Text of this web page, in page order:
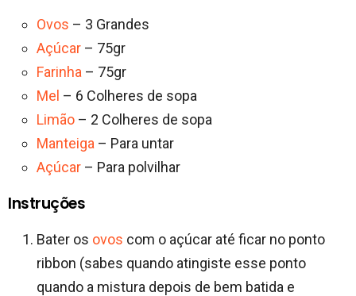
Ovos – 3 Grandes
Açúcar – 75gr
Farinha – 75gr
Mel – 6 Colheres de sopa
Limão – 2 Colheres de sopa
Manteiga – Para untar
Açúcar – Para polvilhar
Instruções
Bater os ovos com o açúcar até ficar no ponto
ribbon (sabes quando atingiste esse ponto
quando a mistura depois de bem batida e